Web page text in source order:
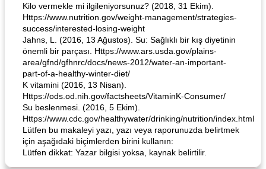
Kilo vermekle mi ilgileniyorsunuz? (2018, 31 Ekim).
Https://www.nutrition.gov/weight-management/strategies-
success/interested-losing-weight
Jahns, L. (2016, 13 Ağustos). Su: Sağlıklı bir kış diyetinin
önemli bir parçası. Https://www.ars.usda.gov/plains-
area/gfnd/gfhnrc/docs/news-2012/water-an-important-
part-of-a-healthy-winter-diet/
K vitamini (2016, 13 Nisan).
Https://ods.od.nih.gov/factsheets/VitaminK-Consumer/
Su beslenmesi. (2016, 5 Ekim).
Https://www.cdc.gov/healthywater/drinking/nutrition/index.html
Lütfen bu makaleyi yazı, yazı veya raporunuzda belirtmek
için aşağıdaki biçimlerden birini kullanın:
Lütfen dikkat: Yazar bilgisi yoksa, kaynak belirtilir.